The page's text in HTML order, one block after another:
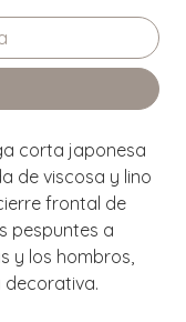
corta japonesa
de viscosa y lino
frontal de
pespuntes a
y los hombros,
decorativa.